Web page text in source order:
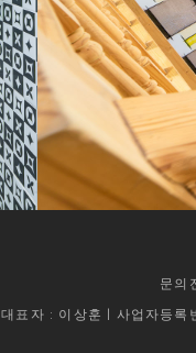
문의
대표자 : 이상훈 | 사업자등